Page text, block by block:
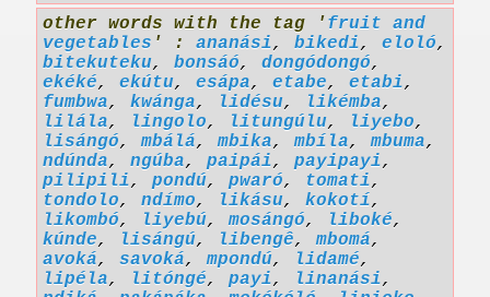
other words with the tag ' fruit and
vegetables ' : ananási, bikedi, eloló,
bitekuteku, bonsáó, dongódongó,
ekéké, ekútu, esápa, etabe, etabi,
fumbwa, kwánga, lidésu, likémba,
lilála, lingolo, litungúlu, liyebo,
lisángó,mbálá,mbika,mbíla,mbuma,
ndúnda, ngúba, paipái, payipayi,
pilipili, pondú, pwaró, tomati,
tondolo, ndímo, likásu, kokotí,
likombó, liyebú,mosángó, liboké,
kúnde, lisángú, libengê,mbomá,
avoká, savoká,mpondú, lidamé,
lipéla, litóngé, payi, linanási,